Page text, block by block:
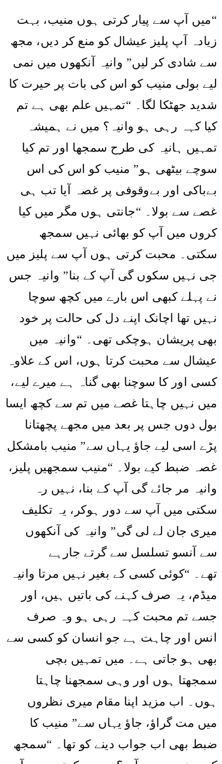
“میں آپ سے پیار کرتی ہوں منیب، بہت
زیادہ آپ پلیز عیشال کو منع کر دیں، مجھ
سے شادی کر لیں” وانیہ آنکھوں میں نمی
لیے بولی منیب کو اس کی بات پر حیرت کا
شدید جھٹکا لگا۔ “تمہیں علم بھی ہے تم
کیا کہہ رہی ہو وانیہ؟ میں نے ہمیشہ
تمہیں ہانیہ کی طرح سمجھا اور تم کیا
سوچے بیٹھی ہو” منیب کو اس کی اس
بےباکی اور بےوقوفی پر غصہ آیا تب ہی
غصے سے بولا۔ “جانتی ہوں مگر میں کیا
کروں میں آپ کو بھائی نہیں سمجھ
سکتی۔ محبت کرتی ہوں آپ سے پلیز میں
جی نہیں سکوں گی آپ کے بنا” وانیہ جس
نے پہلے کبھی اس بارے میں کچھ سوچا
نہیں تھا اچانک اپنے دل کی حالت پر خود
بھی پریشان ہوچکی تھی۔ “وانیہ میں
عیشال سے محبت کرتا ہوں، اس کے علاوہ
کسی اور کا سوچنا بھی گناہ ہے میرے لیے،
میں نہیں چاہتا غصے میں تم سے کچھ ایسا
بول دوں جس پر بعد میں مجھے پچھتانا
پڑے اسی لیے جاؤ یہاں سے” منیب بامشکل
غصہ ضبط کیے بولا۔ “منیب سمجھیں پلیز،
وانیہ مر جائے گی آپ کے بنا، نہیں رہ
سکتی میں آپ سے دور ہوکر، یہ تکلیف
میری جان لے لی گی” وانیہ کی آنکھوں
سے آنسو تسلسل سے گرتے جارہے
تھے۔ “کوئی کسی کے بغیر نہیں مرتا وانیہ
میڈم، یہ صرف کہنے کی باتیں ہیں، اور
جسے تم محبت کہہ رہی ہو وہ صرف
انس اور چاہت ہے جو انسان کو کسی سے
بھی ہو جاتی ہے۔ میں تمہیں بچی
سمجھتا ہوں اور وہی سمجھنا چاہتا
ہوں۔ اب مزید اپنا مقام میری نظروں
میں مت گراؤ، جاؤ یہاں سے” منیب کا
ضبط بھی اب جواب دینے کو تھا۔ “سمجھ